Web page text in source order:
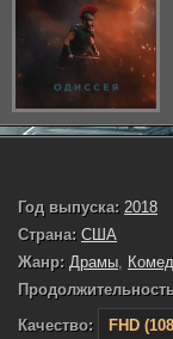
Год выпуска: 2018
Страна: США
Жанр: Драмы,
Качество:
FHD